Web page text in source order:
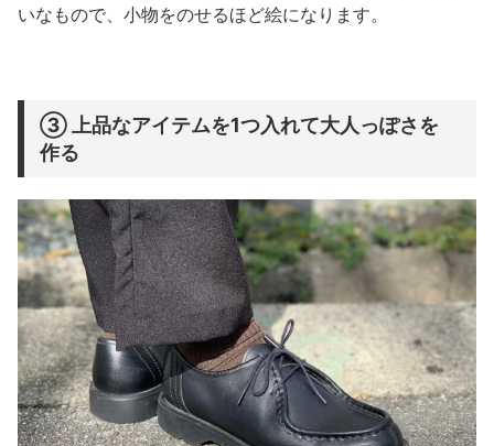
いなもので、小物をのせるほど絵になります。
③ 上品なアイテムを1つ入れて大人っぽさを
作る